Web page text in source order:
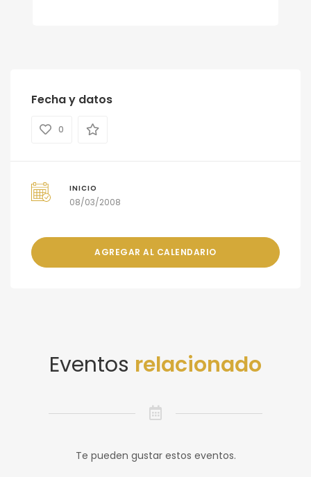
Fecha y datos
0
INICIO
08/03/2008
AGREGAR AL CALENDARIO
Eventos relacionado
Te pueden gustar estos eventos.